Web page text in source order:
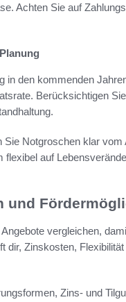
Achten Sie auf
in den kommenden
Berücksichtigen
Notgroschen klar
auf
und
vergleichen,
dir, Zinskosten,
Zins- und